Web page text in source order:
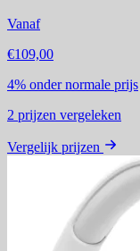
Vanaf
€109,00
4% onder normale prijs
2 prijzen vergeleken
Vergelijk prijzen